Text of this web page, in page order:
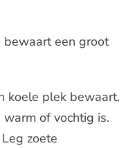
bewaart een groot
koele plek bewaart.
of vochtig is.
zoete